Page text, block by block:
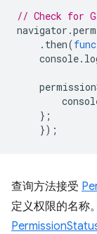
// Check for
navigator .
. then(
console.
};
});
查询方法接受
定义权限的名称